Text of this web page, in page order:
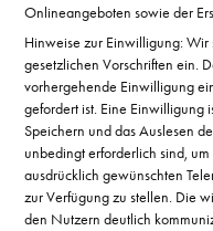
Onlineangeboten sowie der
Hinweise zur Einwilligung: Wir
gesetzlichen Vorschriften ein.
vorhergehende Einwilligung
gefordert ist. Eine Einwilligung
Speichern und das Auslesen
unbedingt erforderlich sind,
ausdrücklich gewünschten
zur Verfügung zu stellen. Die
den Nutzern deutlich